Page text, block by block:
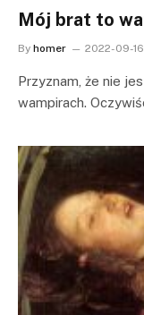
Mój brat to
By homer 2022-09-16
Przyznam, że nie
wampirach.